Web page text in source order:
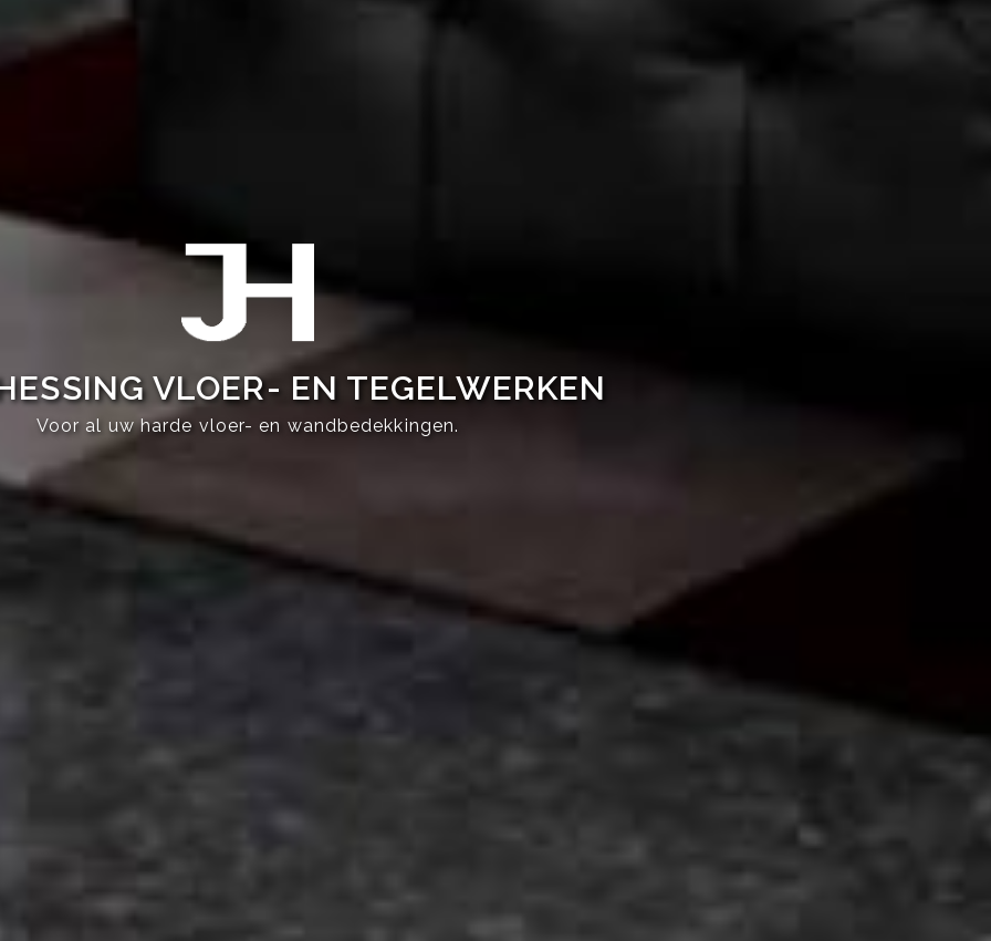
VLOER- EN TEGELWERKEN
Voor al uw harde vloer- en wandbedekkingen.